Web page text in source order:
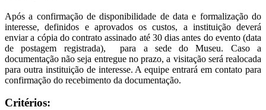
Após a confirmação de disponibilidade de data e formalização do
interesse, definidos e aprovados os custos, a instituição deverá
enviar a cópia do contrato assinado até 30 dias antes do evento (data
de postagem registrada), para a sede do Museu. Caso a
documentação não seja entregue no prazo, a visitação será realocada
para outra instituição de interesse. A equipe entrará em contato para
confirmação do recebimento da documentação.
Critérios: